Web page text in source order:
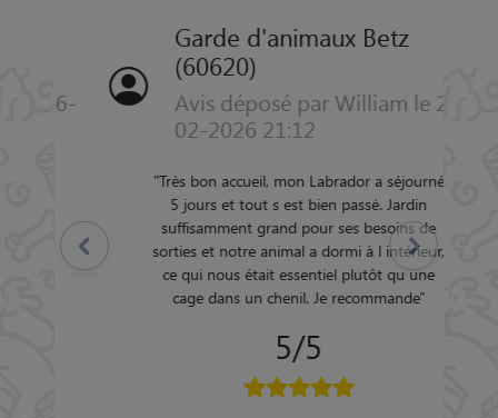
Garde d'animaux Betz
(60620)
Avis déposé par William le 28-
02-2026 21:12
Très bon accueil, mon Labrador a séjourné
5 jours et tout s est bien passé. Jardin
suffisamment grand pour ses besoins de
sorties et notre animal a dormi à l intérieur,
ce qui nous était essentiel plutôt qu une
cage dans un chenil. Je recommande"
Précédent Suivant